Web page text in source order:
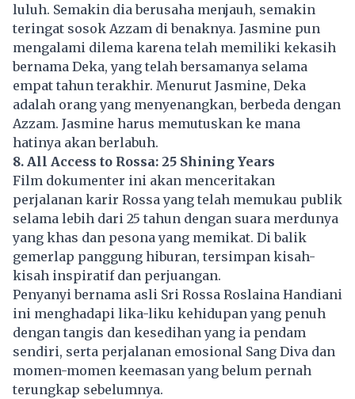
luluh. Semakin dia berusaha menjauh, semakin
teringat sosok Azzam di benaknya. Jasmine pun
mengalami dilema karena telah memiliki kekasih
bernama Deka, yang telah bersamanya selama
empat tahun terakhir. Menurut Jasmine, Deka
adalah orang yang menyenangkan, berbeda dengan
Azzam. Jasmine harus memutuskan ke mana
hatinya akan berlabuh.
8. All Access to Rossa: 25 Shining Years
Film dokumenter ini akan menceritakan
perjalanan karir Rossa yang telah memukau publik
selama lebih dari 25 tahun dengan suara merdunya
yang khas dan pesona yang memikat. Di balik
gemerlap panggung hiburan, tersimpan kisah-
kisah inspiratif dan perjuangan.
Penyanyi bernama asli Sri Rossa Roslaina Handiani
ini menghadapi lika-liku kehidupan yang penuh
dengan tangis dan kesedihan yang ia pendam
sendiri, serta perjalanan emosional Sang Diva dan
momen-momen keemasan yang belum pernah
terungkap sebelumnya.